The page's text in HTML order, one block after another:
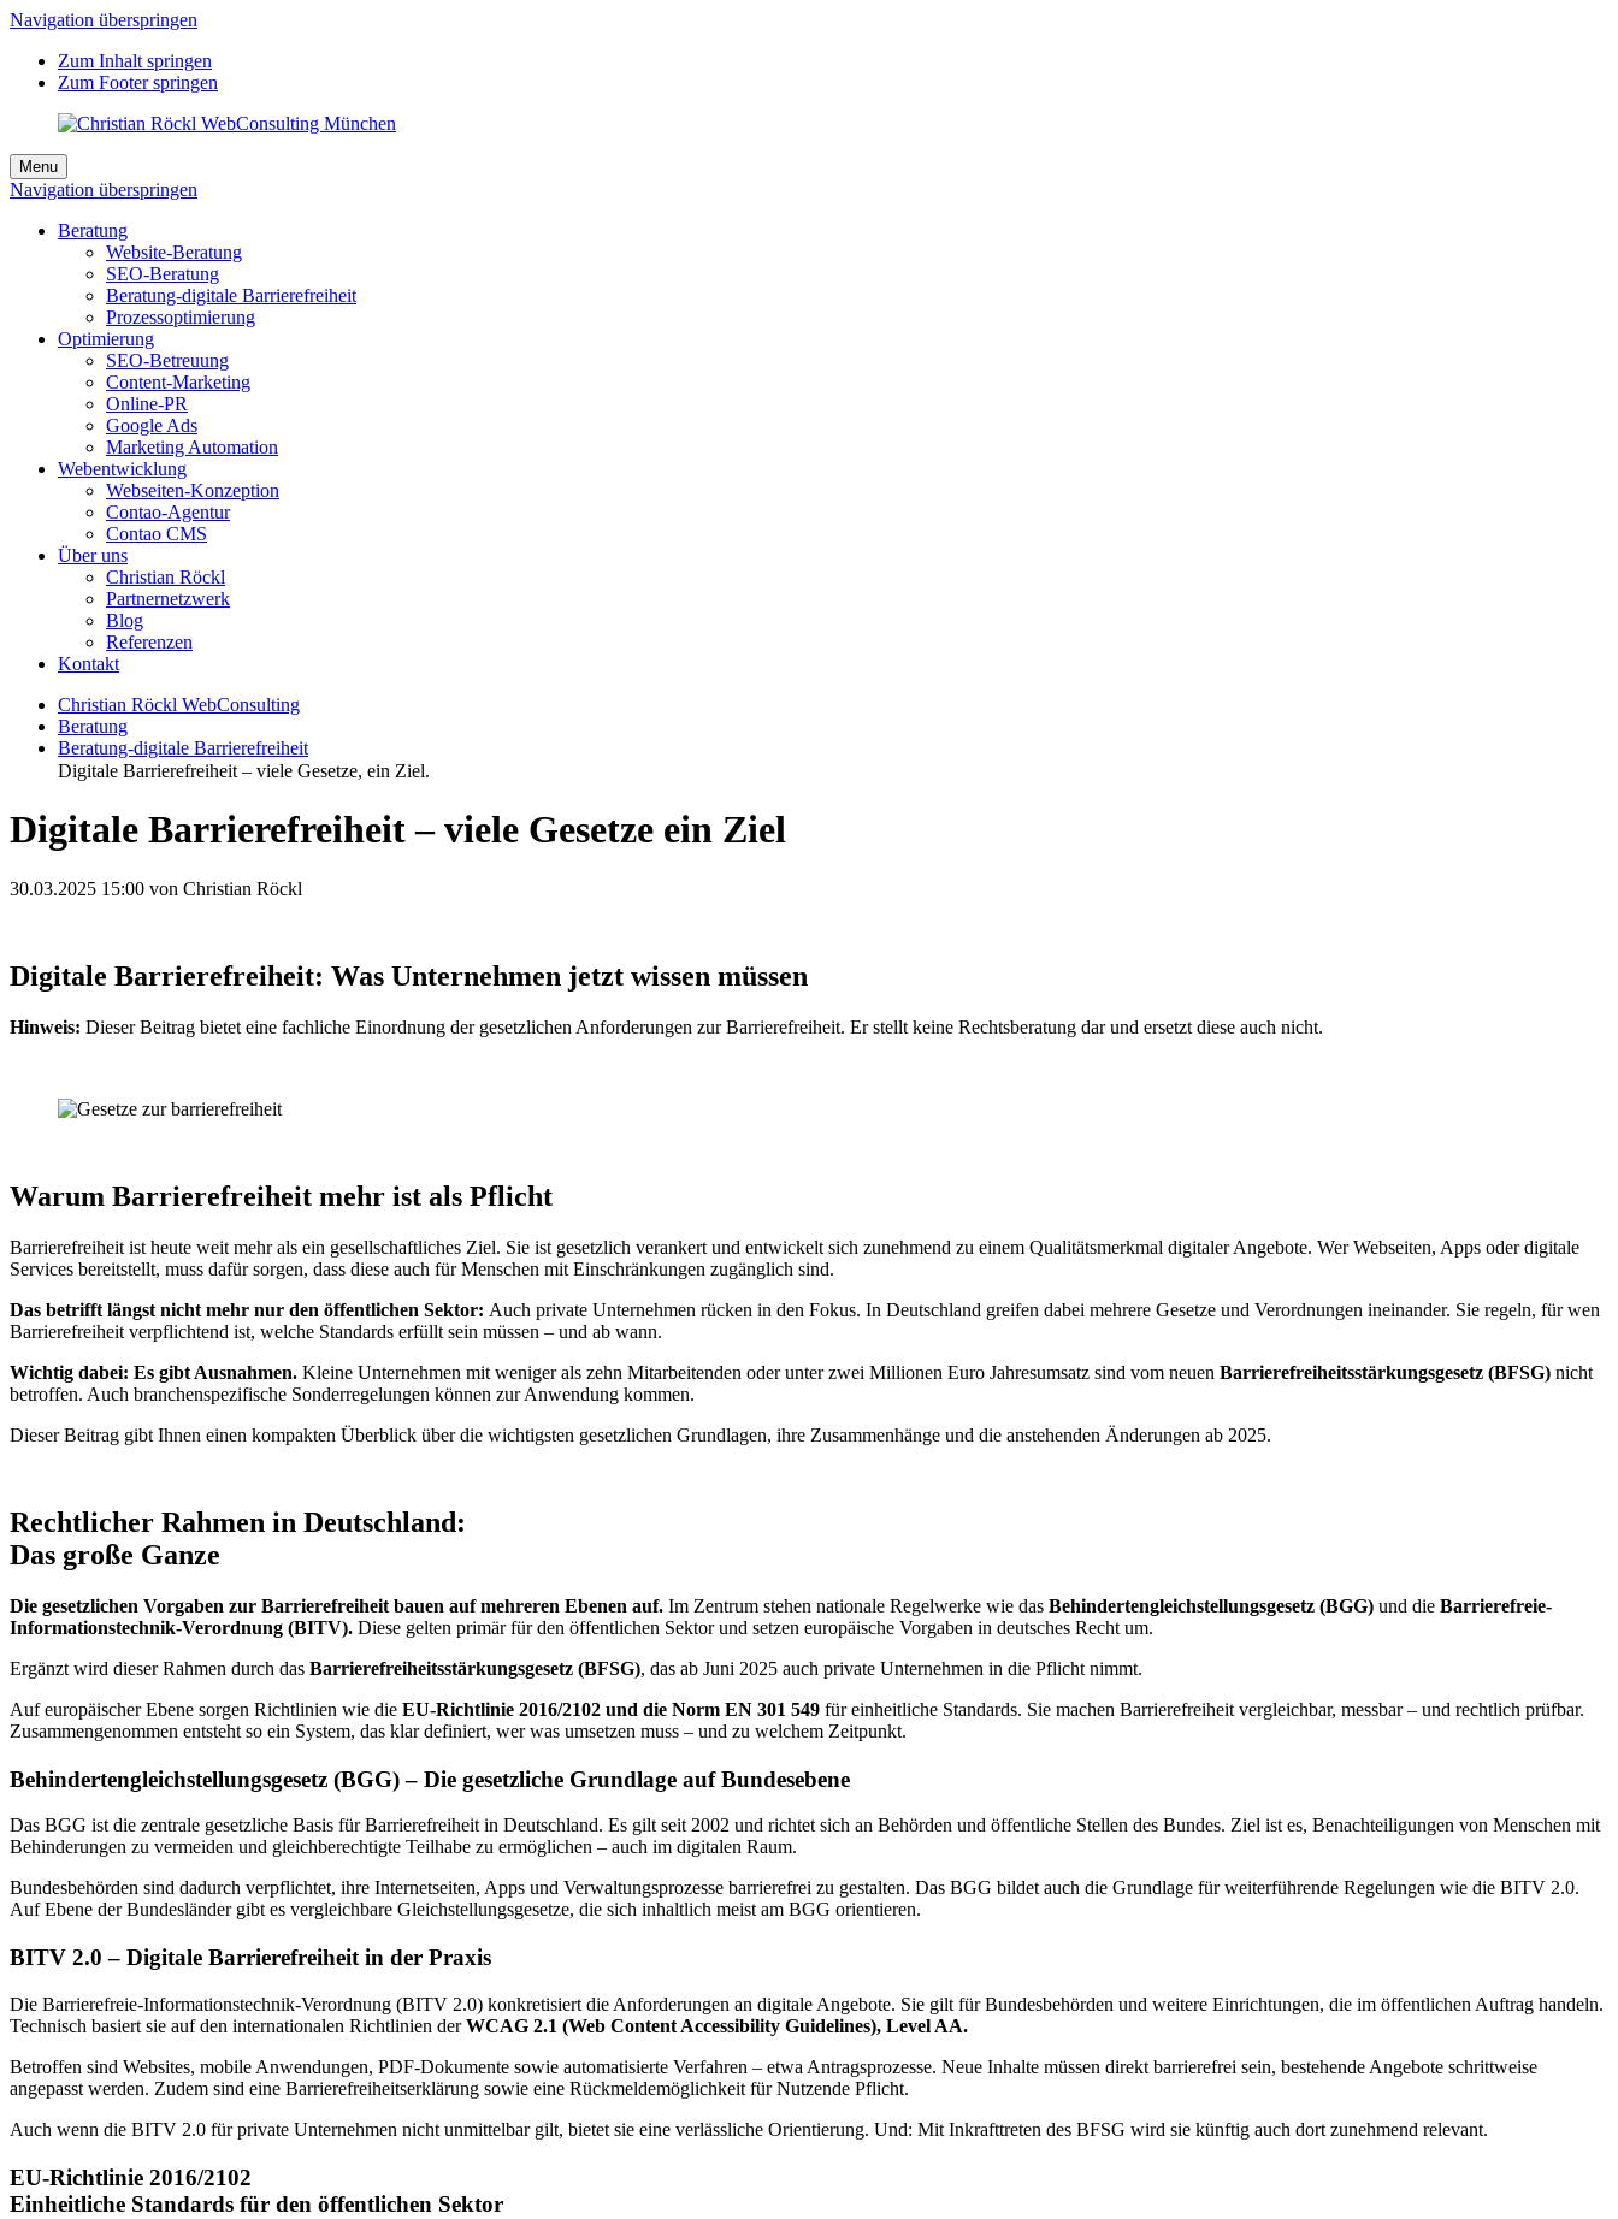
Navigation überspringen
Zum Inhalt springen
Zum Footer springen
Menu
Navigation überspringen
Beratung
Website-Beratung
SEO-Beratung
Beratung-digitale Barrierefreiheit
Prozessoptimierung
Optimierung
SEO-Betreuung
Content-Marketing
Online-PR
Google Ads
Marketing Automation
Webentwicklung
Webseiten-Konzeption
Contao-Agentur
Contao CMS
Über uns
Christian Röckl
Partnernetzwerk
Blog
Referenzen
Kontakt
Christian Röckl WebConsulting
Beratung
Beratung-digitale Barrierefreiheit
Digitale Barrierefreiheit – viele Gesetze, ein Ziel.
Digitale Barrierefreiheit – viele Gesetze ein Ziel
30.03.2025 15:00 von Christian Röckl
Digitale Barrierefreiheit: Was Unternehmen jetzt wissen müssen
Hinweis: Dieser Beitrag bietet eine fachliche Einordnung der gesetzlichen Anforderungen zur Barrierefreiheit. Er stellt keine Rechtsberatung dar und ersetzt diese auch nicht.
Warum Barrierefreiheit mehr ist als Pflicht
Barrierefreiheit ist heute weit mehr als ein gesellschaftliches Ziel. Sie ist gesetzlich verankert und entwickelt sich zunehmend zu einem Qualitätsmerkmal digitaler Angebote. Wer Webseiten, Apps oder digitale
Services bereitstellt, muss dafür sorgen, dass diese auch für Menschen mit Einschränkungen zugänglich sind.
Das betrifft längst nicht mehr nur den öffentlichen Sektor: Auch private Unternehmen rücken in den Fokus. In Deutschland greifen dabei mehrere Gesetze und Verordnungen ineinander. Sie regeln, für wen
Barrierefreiheit verpflichtend ist, welche Standards erfüllt sein müssen – und ab wann.
Wichtig dabei: Es gibt Ausnahmen. Kleine Unternehmen mit weniger als zehn Mitarbeitenden oder unter zwei Millionen Euro Jahresumsatz sind vom neuen Barrierefreiheitsstärkungsgesetz (BFSG) nicht
betroffen. Auch branchenspezifische Sonderregelungen können zur Anwendung kommen.
Dieser Beitrag gibt Ihnen einen kompakten Überblick über die wichtigsten gesetzlichen Grundlagen, ihre Zusammenhänge und die anstehenden Änderungen ab 2025.
Rechtlicher Rahmen in Deutschland:
Das große Ganze
Die gesetzlichen Vorgaben zur Barrierefreiheit bauen auf mehreren Ebenen auf. Im Zentrum stehen nationale Regelwerke wie das Behindertengleichstellungsgesetz (BGG) und die Barrierefreie-
Informationstechnik-Verordnung (BITV). Diese gelten primär für den öffentlichen Sektor und setzen europäische Vorgaben in deutsches Recht um.
Ergänzt wird dieser Rahmen durch das Barrierefreiheitsstärkungsgesetz (BFSG), das ab Juni 2025 auch private Unternehmen in die Pflicht nimmt.
Auf europäischer Ebene sorgen Richtlinien wie die EU-Richtlinie 2016/2102 und die Norm EN 301 549 für einheitliche Standards. Sie machen Barrierefreiheit vergleichbar, messbar – und rechtlich prüfbar.
Zusammengenommen entsteht so ein System, das klar definiert, wer was umsetzen muss – und zu welchem Zeitpunkt.
Behindertengleichstellungsgesetz (BGG) – Die gesetzliche Grundlage auf Bundesebene
Das BGG ist die zentrale gesetzliche Basis für Barrierefreiheit in Deutschland. Es gilt seit 2002 und richtet sich an Behörden und öffentliche Stellen des Bundes. Ziel ist es, Benachteiligungen von Menschen mit
Behinderungen zu vermeiden und gleichberechtigte Teilhabe zu ermöglichen – auch im digitalen Raum.
Bundesbehörden sind dadurch verpflichtet, ihre Internetseiten, Apps und Verwaltungsprozesse barrierefrei zu gestalten. Das BGG bildet auch die Grundlage für weiterführende Regelungen wie die BITV 2.0.
Auf Ebene der Bundesländer gibt es vergleichbare Gleichstellungsgesetze, die sich inhaltlich meist am BGG orientieren.
BITV 2.0 – Digitale Barrierefreiheit in der Praxis
Die Barrierefreie-Informationstechnik-Verordnung (BITV 2.0) konkretisiert die Anforderungen an digitale Angebote. Sie gilt für Bundesbehörden und weitere Einrichtungen, die im öffentlichen Auftrag handeln.
Technisch basiert sie auf den internationalen Richtlinien derWCAG 2.1 (Web Content Accessibility Guidelines), Level AA.
Betroffen sind Websites, mobile Anwendungen, PDF-Dokumente sowie automatisierte Verfahren – etwa Antragsprozesse. Neue Inhalte müssen direkt barrierefrei sein, bestehende Angebote schrittweise
angepasst werden. Zudem sind eine Barrierefreiheitserklärung sowie eine Rückmeldemöglichkeit für Nutzende Pflicht.
Auch wenn die BITV 2.0 für private Unternehmen nicht unmittelbar gilt, bietet sie eine verlässliche Orientierung. Und: Mit Inkrafttreten des BFSG wird sie künftig auch dort zunehmend relevant.
EU-Richtlinie 2016/2102
Einheitliche Standards für den öffentlichen Sektor